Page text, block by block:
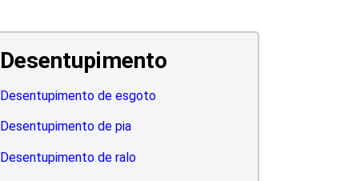
Desentupimento
Desentupimento de esgoto
Desentupimento de pia
Desentupimento de ralo